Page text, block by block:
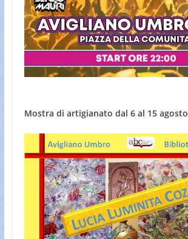
Mostra di artigianato dal 6 al 15 agosto